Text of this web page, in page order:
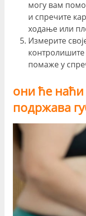
могу вам
и спречите
ходање или
Измерите
контролишите
помаже у
они ће наћи
подржава